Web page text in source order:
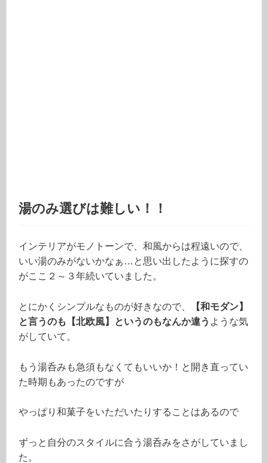
湯のみ選びは難しい！！
インテリアがモノトーンで、和風からは程遠いので、
いい湯のみがないかなぁ…と思い出したように探すの
がここ２～３年続いていました。
とにかくシンプルなものが好きなので、
【和モダン】
と言うのも【北欧風】というのもなんか違う ような気
がしていて。
もう湯呑みも急須もなくてもいいか！と開き直ってい
た時期もあったのですが
やっぱり和菓子をいただいたりすることはあるので
ずっと自分のスタイルに合う湯呑みをさがしていまし
た。